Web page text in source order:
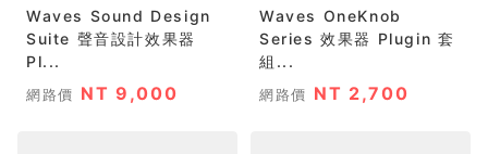
Waves Sound Design
Suite 聲音設計效果器
Pl...
網路價 NT 9,000
Waves OneKnob
Series 效果器 Plugin 套
組...
網路價 NT 2,700